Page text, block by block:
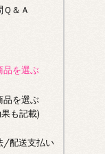
Ｑ＆Ａ
品を選ぶ
品を選ぶ
も記載)
/配送支払い